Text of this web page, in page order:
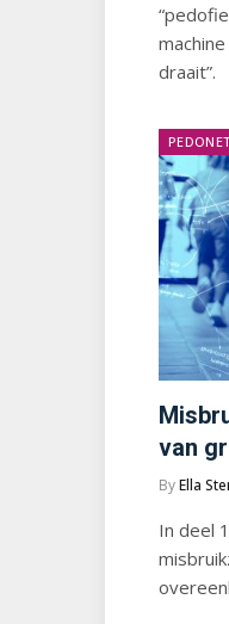
draait”.
van
ByElla
In deel